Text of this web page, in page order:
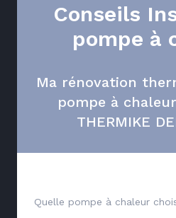
Conseils
pompe à
Ma rénovation
pompe à
THERMIKE
Quelle pompe à chaleur